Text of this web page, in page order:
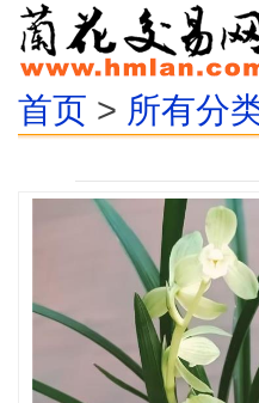
首页 > 所有分